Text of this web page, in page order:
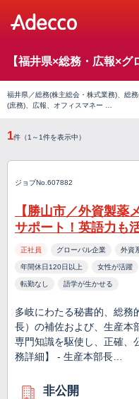
【福井県×総務・広報×
福井県／総務(株主総会・株式業務)、総
(庶務)、広報、オフィスマネー …
1件（1～1件を表示中）
ジョブNo.607882
【勝山市／外資製薬
サポート！英語力も
正社員 グローバル企業 外資
年間休日120日以上 女性が活躍
転勤なし 語学が生かせる
多岐にわたる秘書的、総務
長）の補佐および、生産本
専門知識を駆使し、正確、
務詳細】 - 生産本部⾧…
非公開